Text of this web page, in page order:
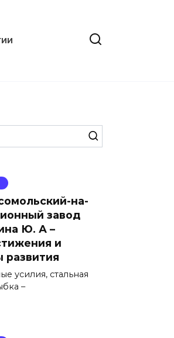
на-
завод
Ю. А –
и
развития
усилия, стальная
–